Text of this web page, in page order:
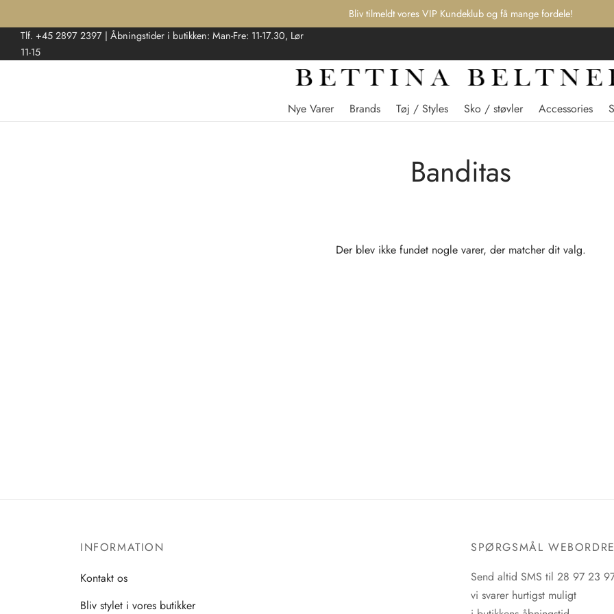
Bliv tilmeldt vores VIP Kundeklub og få mange fordele!
Tlf. +45 2897 2397 | Åbningstider i butikken: Man-Fre: 11-17.30, Lør
11-15
Nye Varer Brands Tøj / Styles Sko / støvler Accessories
Banditas
Der blev ikke fundet nogle varer, der matcher dit valg.
INFORMATION
Kontakt os
Bliv stylet i vores butikker
SPØRGSMÅL
Send altid SMS til 28 97 23
vi svarer hurtigst muligt